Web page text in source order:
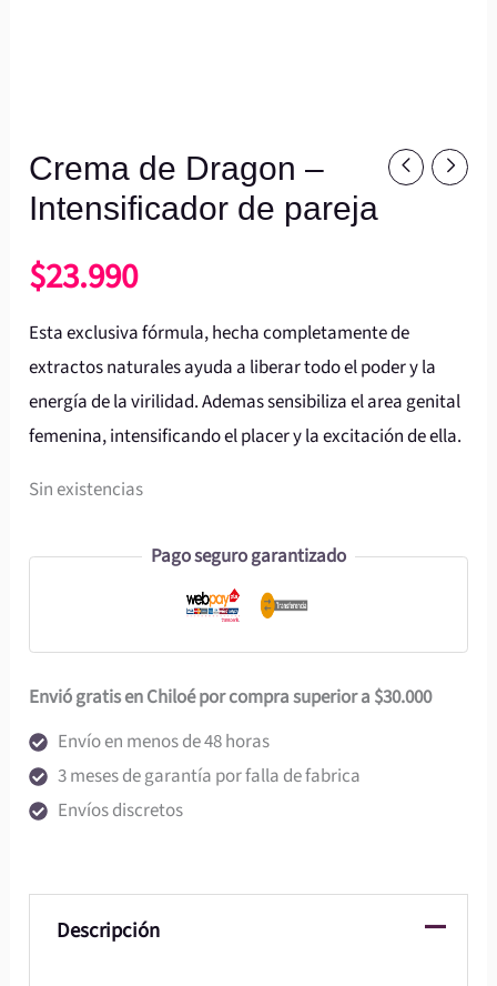
Crema de Dragon –
Intensificador de pareja
$23.990
Esta exclusiva fórmula, hecha completamente de
extractos naturales ayuda a liberar todo el poder y la
energía de la virilidad. Ademas sensibiliza el area genital
femenina, intensificando el placer y la excitación de ella.
Sin existencias
Pago seguro garantizado
Envió gratis en Chiloé por compra superior a $30.000
Envío en menos de 48 horas
3 meses de garantía por falla de fabrica
Envíos discretos
Descripción